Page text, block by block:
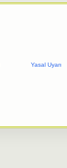
Yasal Uyarı